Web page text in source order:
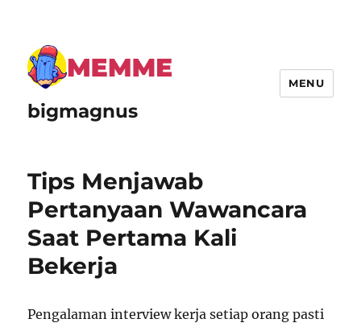
bigmagnus
MENU
Tips Menjawab
Pertanyaan Wawancara
Saat Pertama Kali
Bekerja
Pengalaman interview kerja setiap orang pasti